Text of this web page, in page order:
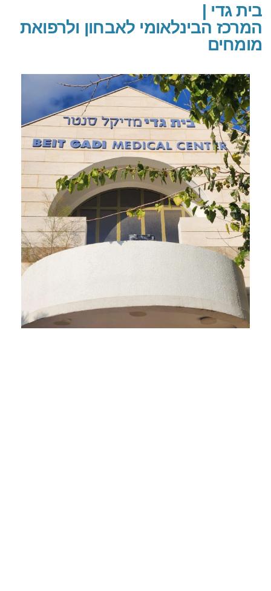
בית גדי |
המרכז הבינלאומי לאבחון ולרפואת
מומחים